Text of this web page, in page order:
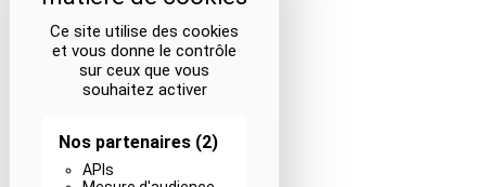
Ce site utilise des cookies
et vous donne le contrôle
sur ceux que vous
souhaitez activer
Nos partenaires (2)
APIs